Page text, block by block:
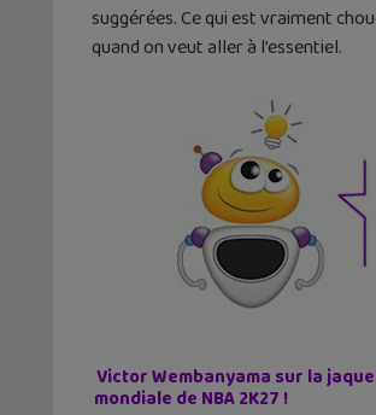
suggérées. Ce qui est vraiment
quand on veut aller à l’essentiel.
Victor Wembanyama sur la
mondiale de NBA 2K27 !